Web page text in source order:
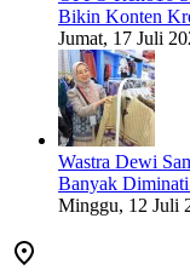
Bikin Konten
Jumat, 17 Juli
Wastra Dewi
Banyak
Minggu, 12 Juli